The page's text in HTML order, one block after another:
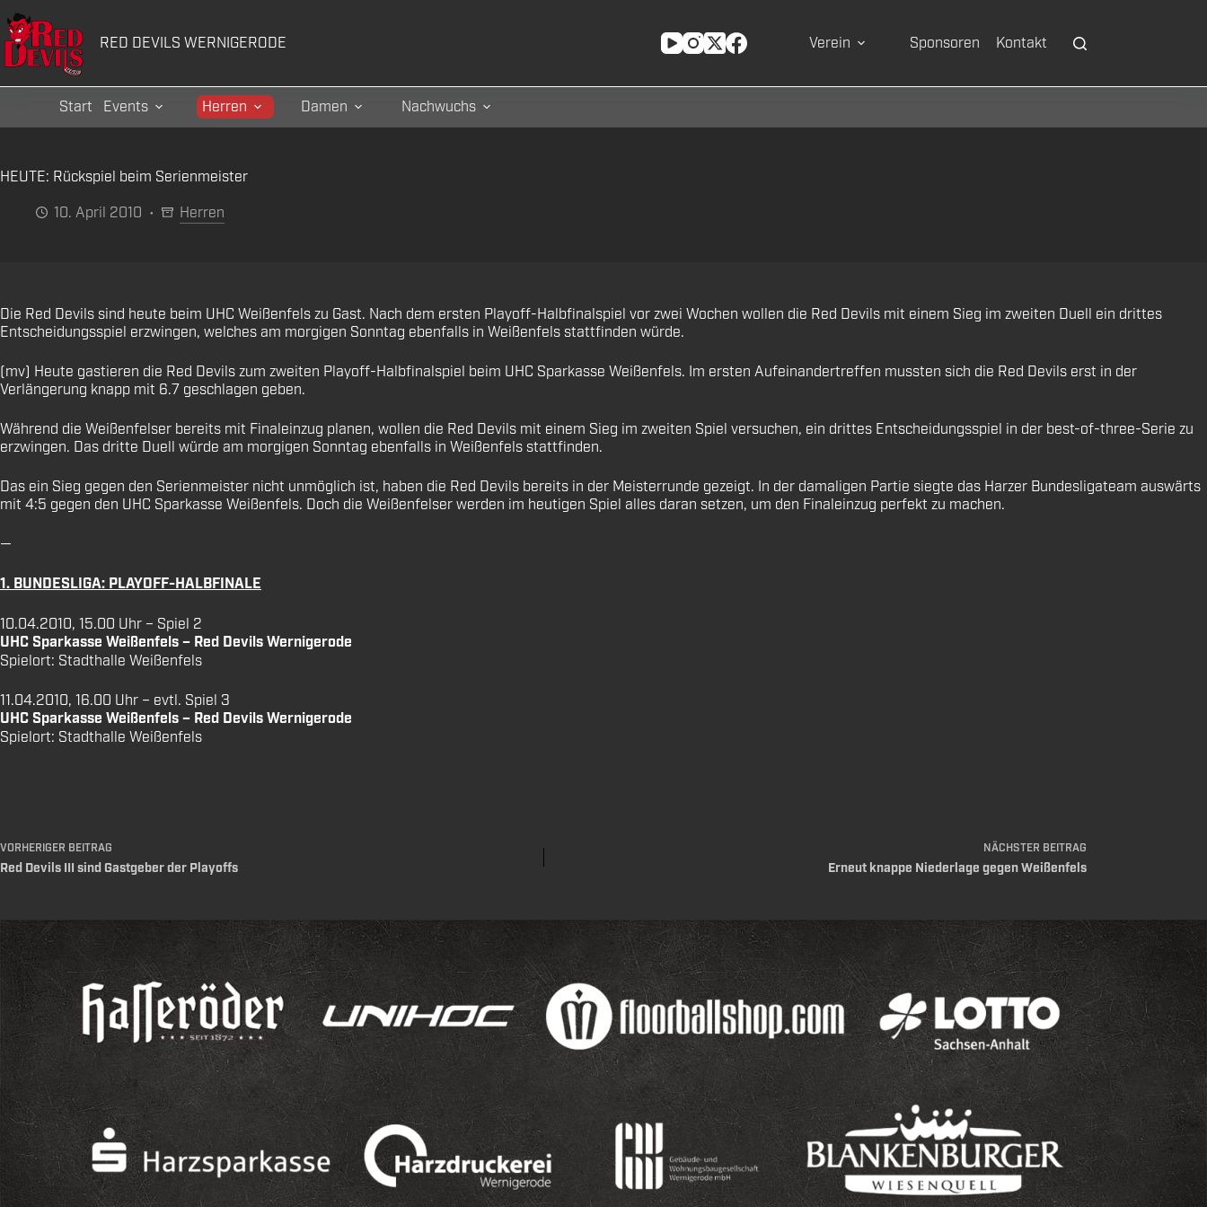
Zum
Inhalt
springen
RED DEVILS WERNIGERODE Verein Sponsoren Kontakt
Start Events Herren Damen Nachwuchs
HEUTE: Rückspiel beim Serienmeister
10. April 2010
Herren
Die Red Devils sind heute beim UHC Weißenfels zu Gast. Nach dem ersten Playoff-Halbfinalspiel vor zwei Wochen wollen die Red Devils mit einem Sieg im zweiten Duell ein drittes
Entscheidungsspiel erzwingen, welches am morgigen Sonntag ebenfalls in Weißenfels stattfinden würde.
(mv) Heute gastieren die Red Devils zum zweiten Playoff-Halbfinalspiel beim UHC Sparkasse Weißenfels. Im ersten Aufeinandertreffen mussten sich die Red Devils erst in der
Verlängerung knapp mit 6.7 geschlagen geben.
Während die Weißenfelser bereits mit Finaleinzug planen, wollen die Red Devils mit einem Sieg im zweiten Spiel versuchen, ein drittes Entscheidungsspiel in der best-of-three-Serie zu
erzwingen. Das dritte Duell würde am morgigen Sonntag ebenfalls in Weißenfels stattfinden.
Das ein Sieg gegen den Serienmeister nicht unmöglich ist, haben die Red Devils bereits in der Meisterrunde gezeigt. In der damaligen Partie siegte das Harzer Bundesligateam auswärts
mit 4:5 gegen den UHC Sparkasse Weißenfels. Doch die Weißenfelser werden im heutigen Spiel alles daran setzen, um den Finaleinzug perfekt zu machen.
—
1. BUNDESLIGA: PLAYOFF-HALBFINALE
10.04.2010, 15.00 Uhr – Spiel 2
UHC Sparkasse Weißenfels – Red Devils Wernigerode
Spielort: Stadthalle Weißenfels
11.04.2010, 16.00 Uhr – evtl. Spiel 3
UHC Sparkasse Weißenfels – Red Devils Wernigerode
Spielort: Stadthalle Weißenfels
VORHERIGER BEITRAG
Red Devils III sind Gastgeber der Playoffs
NÄCHSTER BEITRAG
Erneut knappe Niederlage gegen Weißenfels